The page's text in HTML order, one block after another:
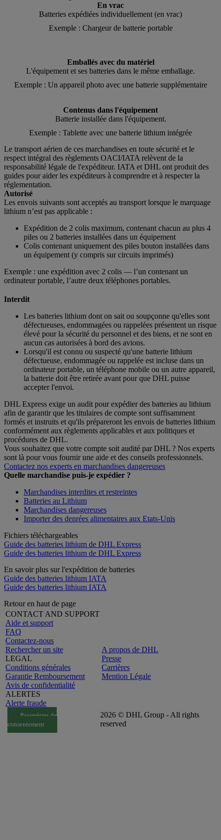
En vrac
Batteries expédiées individuellement (en vrac)
Exemple : Chargeur de batterie portable
Emballés avec du matériel
L'équipement et ses batteries dans le même emballage.
Exemple : Un appareil photo avec une batterie supplémentaire
Contenus dans l'équipement
Batterie installée dans l'équipement.
Exemple : Tablette avec une batterie lithium intégrée
Le transport aérien de ces marchandises en toute sécurité et le
respect intégral des règlements OACI/IATA relèvent de la
responsabilité légale de l'expéditeur. IATA et DHL ont produit des
guides pour aider les expéditeurs à comprendre et à respecter la
réglementation.
Autorisé
Les envois suivants sont acceptés au transport lorsque le marquage
lithium n’est pas applicable :
Expédition de 2 colis maximum, contenant chacun au plus 4
piles ou 2 batteries installées dans un équipement
Colis contenant uniquement des piles bouton installées dans
un équipement (y compris sur circuits imprimés)
Exemple : une expédition avec 2 colis — l’un contenant un
ordinateur portable, l’autre deux téléphones portables.
Interdit
Les batteries lithium dont on sait ou soupçonne qu'elles sont
défectueuses, endommagées ou rappelées présentent un risque
élevé pour la sécurité du personnel et des biens, et ne sont en
aucun cas autorisées à bord des avions.
Lorsqu'il est connu ou suspecté qu'une batterie lithium
défectueuse, endommagée ou rappelée est incluse dans un
ordinateur portable, un téléphone mobile ou un autre appareil,
la batterie doit être retirée avant pour que DHL puisse
accepter l'envoi.
DHL Express exige un audit pour expédier des batteries au lithium
afin de garantir que les titulaires de compte sont suffisamment
formés et instruits et qu'ils prépareront les envois de batteries lithium
conformément aux règlements applicables et aux politiques et
procédures de DHL.
Vous souhaitez que votre compte soit audité par DHL ? Nos experts
sont là pour vous fournir une aide et des conseils professionnels.
Contactez nos experts en marchandises dangereuses
Quelle marchandise puis-je expédier ?
Marchandises interdites et restreintes
Batteries au Lithium
Marchandises dangereuses
Importer des denrées alimentaires aux Etats-Unis
Fichiers téléchargeables
Guide des batteries lithium de DHL Express
Guide des batteries lithium de DHL Express
En savoir plus sur l'expédition de batteries
Guide des batteries lithium IATA
Guide des batteries lithium IATA
Retour en haut de page
CONTACT AND SUPPORT
Aide et support
FAQ
Contactez-nous
Rechercher un site
LEGAL
Conditions générales
Garantie Remboursement
Avis de confidentialité
ALERTES
Alerte fraude
A propos de DHL
Presse
Carrières
Mention Légale
Paramètres de
consentement
2026 © DHL Group - All rights
reserved